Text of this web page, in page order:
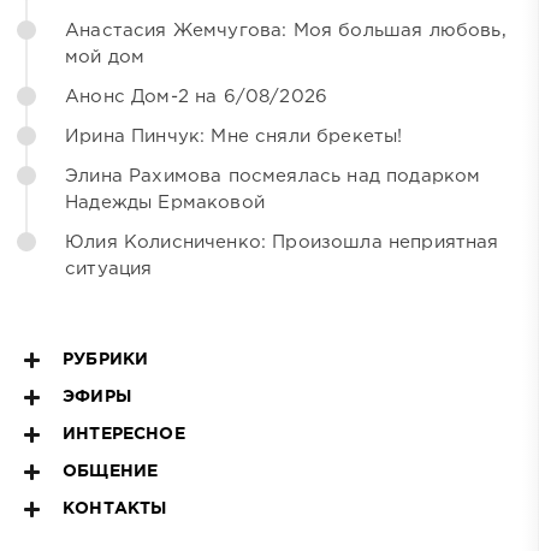
Анастасия Жемчугова: Моя большая любовь,
мой дом
Анонс Дом-2 на 6/08/2026
Ирина Пинчук: Мне сняли брекеты!
Элина Рахимова посмеялась над подарком
Надежды Ермаковой
Юлия Колисниченко: Произошла неприятная
ситуация
РУБРИКИ
ЭФИРЫ
ИНТЕРЕСНОЕ
ОБЩЕНИЕ
КОНТАКТЫ